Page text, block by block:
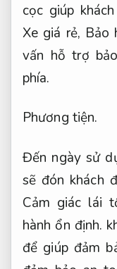
cọc giúp
Xe giá rẻ, Bảo
vấn hỗ trợ
phía.
Phương tiện.
Đến ngày sử
sẽ đón khách
Cảm giác lái
hành ổn định.
để giúp đảm